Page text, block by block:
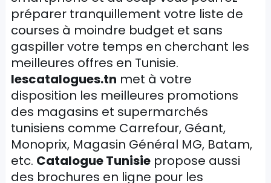
préparer tranquillement votre liste de
courses à moindre budget et sans
gaspiller votre temps en cherchant les
meilleures offres en Tunisie.
lescatalogues.tn met à votre
disposition les meilleures promotions
des magasins et supermarchés
tunisiens comme Carrefour, Géant,
Monoprix, Magasin Général MG, Batam,
etc. Catalogue Tunisiepropose aussi
des brochures en ligne pour les